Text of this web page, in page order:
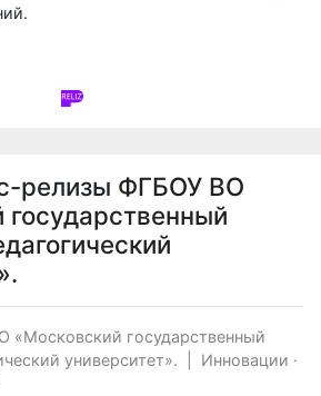
релизы ФГБОУ ВО
«Московский государственный
университет».
Инновации ·